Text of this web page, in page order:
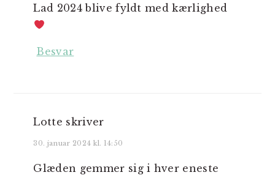
Lad 2024 blive fyldt med kærlighed
Besvar
Lotte skriver
30. januar 2024 kl. 14:50
Glæden gemmer sig i hver eneste